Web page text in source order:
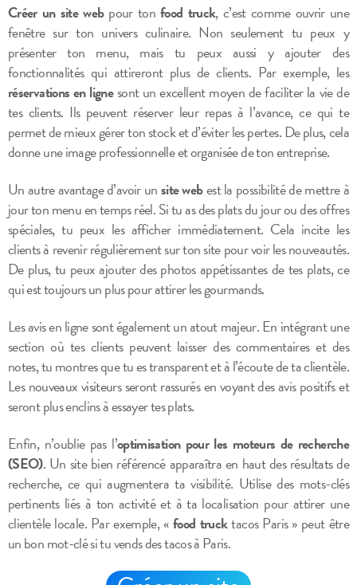
Créer un site webpour tonfood truck, c’est comme ouvrir une
fenêtre sur ton univers culinaire. Non seulement tu peux y
présenter ton menu, mais tu peux aussi y ajouter des
fonctionnalités qui attireront plus de clients. Par exemple, les
réservations en lignesont un excellent moyen de faciliter la vie de
tes clients. Ils peuvent réserver leur repas à l’avance, ce qui te
permet de mieux gérer ton stock et d’éviter les pertes. De plus, cela
donne une image professionnelle et organisée de ton entreprise.
Un autre avantage d’avoir unsite webest la possibilité de mettre à
jour ton menu en temps réel. Si tu as des plats du jour ou des offres
spéciales, tu peux les afficher immédiatement. Cela incite les
clients à revenir régulièrement sur ton site pour voir les nouveautés.
De plus, tu peux ajouter des photos appétissantes de tes plats, ce
qui est toujours un plus pour attirer les gourmands.
Les avis en ligne sont également un atout majeur. En intégrant une
section où tes clients peuvent laisser des commentaires et des
notes, tu montres que tu es transparent et à l’écoute de ta clientèle.
Les nouveaux visiteurs seront rassurés en voyant des avis positifs et
seront plus enclins à essayer tes plats.
Enfin, n’oublie pas l’optimisation pour les moteurs de recherche
(SEO). Un site bien référencé apparaîtra en haut des résultats de
recherche, ce qui augmentera ta visibilité. Utilise des mots-clés
pertinents liés à ton activité et à ta localisation pour attirer une
clientèle locale. Par exemple, «food trucktacos Paris » peut être
un bon mot-clé si tu vends des tacos à Paris.